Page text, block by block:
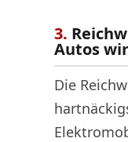
3.
Autos
Die